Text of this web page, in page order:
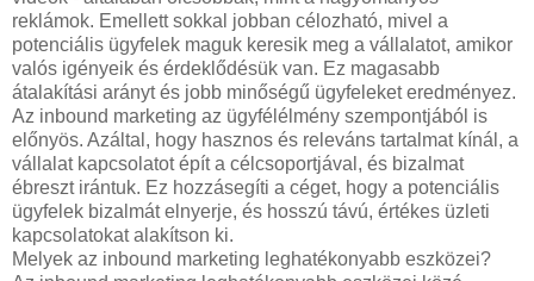
reklámok. Emellett sokkal jobban célozható, mivel a
potenciális ügyfelek maguk keresik meg a vállalatot, amikor
valós igényeik és érdeklődésük van. Ez magasabb
átalakítási arányt és jobb minőségű ügyfeleket eredményez.
Az inbound marketing az ügyfélélmény szempontjából is
előnyös. Azáltal, hogy hasznos és releváns tartalmat kínál, a
vállalat kapcsolatot épít a célcsoportjával, és bizalmat
ébreszt irántuk. Ez hozzásegíti a céget, hogy a potenciális
ügyfelek bizalmát elnyerje, és hosszú távú, értékes üzleti
kapcsolatokat alakítson ki.
Melyek az inbound marketing leghatékonyabb eszközei?